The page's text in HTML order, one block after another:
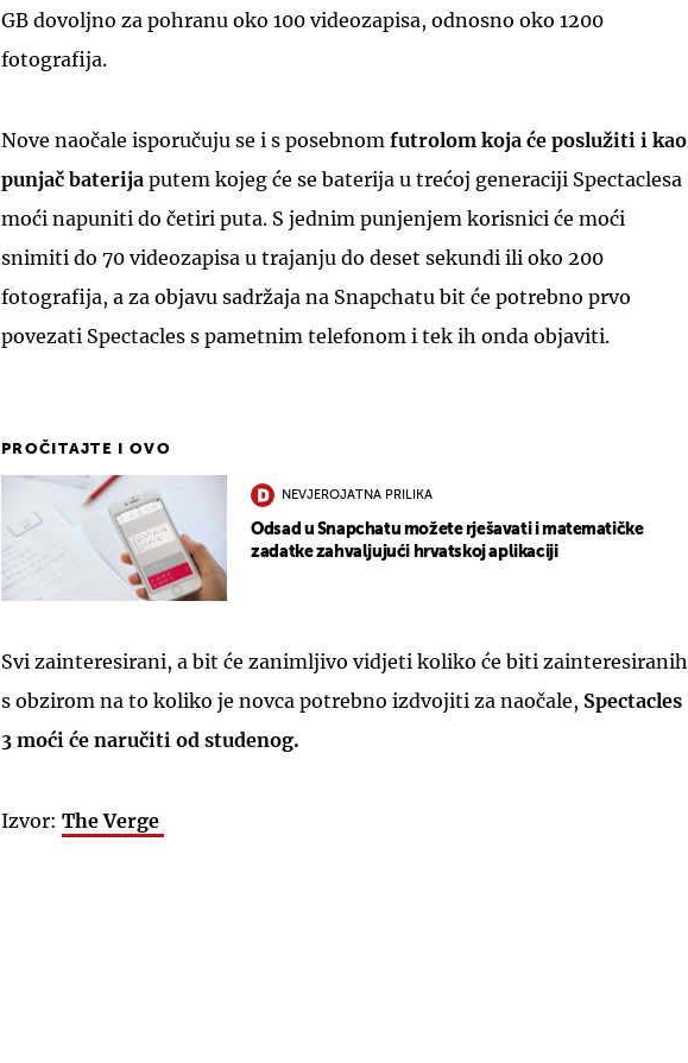
GB dovoljno za pohranu oko 100 videozapisa, odnosno oko 1200
fotografija.
Nove naočale isporučuju se i s posebnom futrolom koja će poslužiti i kao
punjač baterija putem kojeg će se baterija u trećoj generaciji Spectaclesa
moći napuniti do četiri puta. S jednim punjenjem korisnici će moći
snimiti do 70 videozapisa u trajanju do deset sekundi ili oko 200
fotografija, a za objavu sadržaja na Snapchatu bit će potrebno prvo
povezati Spectacles s pametnim telefonom i tek ih onda objaviti.
PROČITAJTE I OVO
NEVJEROJATNA PRILIKA
Odsad u Snapchatu možete rješavati i matematičke
zadatke zahvaljujući hrvatskoj aplikaciji
Svi zainteresirani, a bit će zanimljivo vidjeti koliko će biti zainteresiranih
s obzirom na to koliko je novca potrebno izdvojiti za naočale, Spectacles
3 moći će naručiti od studenog.
Izvor: The Verge